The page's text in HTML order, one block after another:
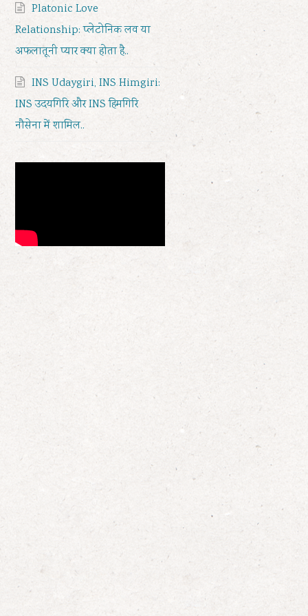
Platonic Love
Relationship: प्लेटोनिक लव या
अफलातूनी प्यार क्या होता है..
INS Udaygiri, INS Himgiri:
INS उदयगिरि और INS हिमगिरि
नौसेना में शामिल..